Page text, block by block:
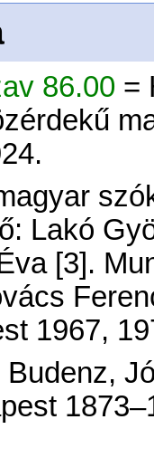
86.00 =
Lakó
[3].
1967,
Budenz,